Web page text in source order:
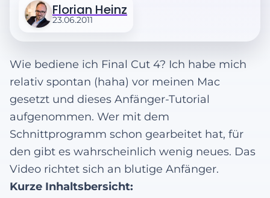
Florian Heinz
23.06.2011
Wie bediene ich Final Cut 4? Ich habe mich
relativ spontan (haha) vor meinen Mac
gesetzt und dieses Anfänger-Tutorial
aufgenommen. Wer mit dem
Schnittprogramm schon gearbeitet hat, für
den gibt es wahrscheinlich wenig neues. Das
Video richtet sich an blutige Anfänger.
Kurze Inhaltsbersicht: